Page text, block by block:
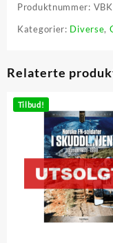
Produktnummer:
Kategorier: Diverse,
Relaterte
Tilbud!